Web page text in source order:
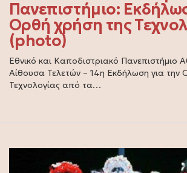
Πανεπιστήμιο:
Ορθή χρήση της
(photo)
Εθνικό και Καποδιστριακό Πανεπιστήμιο
Αίθουσα Τελετών – 14η Εκδήλωση για την
Τεχνολογίας από τα…